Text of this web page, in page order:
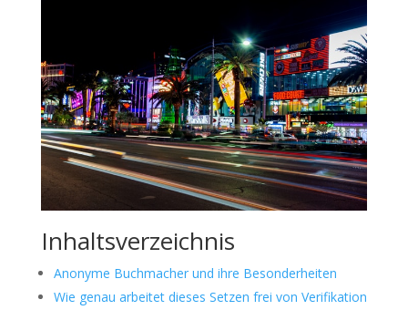
Inhaltsverzeichnis
Anonyme Buchmacher und ihre Besonderheiten
Wie genau arbeitet dieses Setzen frei von Verifikation